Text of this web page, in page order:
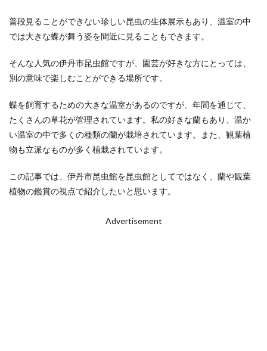
普段見ることができない珍しい昆虫の生体展示もあり、温室の中
では大きな蝶が舞う姿を間近に見ることもできます。
そんな人気の伊丹市昆虫館ですが、園芸が好きな方にとっては、
別の意味で楽しむことができる場所です。
蝶を飼育するための大きな温室があるのですが、年間を通じて、
たくさんの草花が管理されています。私の好きな蘭もあり、温か
い温室の中で多くの種類の蘭が栽培されています。また、観葉植
物も立派なものが多く植栽されています。
この記事では、伊丹市昆虫館を昆虫館としてではなく、蘭や観葉
植物の鑑賞の視点で紹介したいと思います。
Advertisement